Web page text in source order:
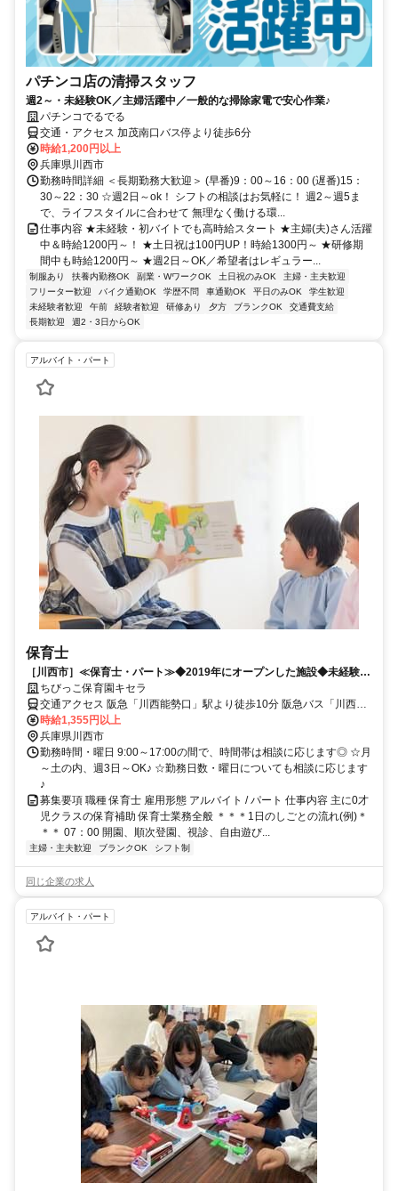
パチンコ店の清掃スタッフ
週2～・未経験OK／主婦活躍中／一般的な掃除家電で安心作業♪
パチンコでるでる
交通・アクセス 加茂南口バス停より徒歩6分
時給1,200円以上
兵庫県川西市
勤務時間詳細 ＜長期勤務大歓迎＞ (早番)9：00～16：00 (遅番)15：
30～22：30 ☆週2日～ok！ シフトの相談はお気軽に！ 週2～週5ま
で、ライフスタイルに合わせて 無理なく働ける環...
仕事内容 ★未経験・初バイトでも高時給スタート ★主婦(夫)さん活躍
中＆時給1200円～！ ★土日祝は100円UP！時給1300円～ ★研修期
間中も時給1200円～ ★週2日～OK／希望者はレギュラー...
制服あり 扶養内勤務OK 副業・WワークOK 土日祝のみOK
主婦・主夫歓迎
フリーター歓迎
バイク通勤OK 学歴不問 車通勤OK 平日のみOK
学生歓迎
未経験者歓迎
午前 経験者歓迎 研修あり 夕方 ブランクOK
交通費支給
長期歓迎
週2・3日からOK
アルバイト・パート
保育士
［川西市］≪保育士・パート≫◆2019年にオープンした施設◆未経験・
ブランクOK！日数・時間応相談
ちびっこ保育園キセラ
交通アクセス 阪急「川西能勢口」駅より徒歩10分 阪急バス「川西市
役所」停から徒歩8分
時給1,355円以上
兵庫県川西市
勤務時間・曜日 9:00～17:00の間で、時間帯は相談に応じます◎ ☆月
～土の内、週3日～OK♪ ☆勤務日数・曜日についても相談に応じます
♪
募集要項 職種 保育士 雇用形態 アルバイト / パート 仕事内容 主に0才
児クラスの保育補助 保育士業務全般 ＊＊＊1日のしごとの流れ(例)＊
＊＊ 07：00 開園、順次登園、視診、自由遊び...
主婦・主夫歓迎 ブランクOK シフト制
同じ企業の求人
アルバイト・パート